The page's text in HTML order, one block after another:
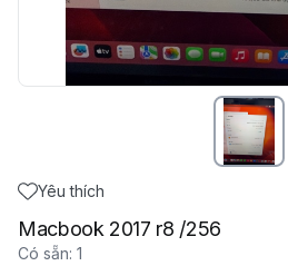
Yêu thích
Macbook 2017 r8 /256
Có sẵn: 1